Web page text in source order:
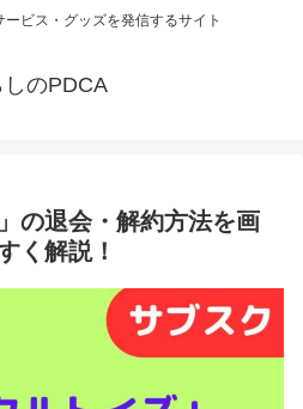
ビス・グッズを発信するサイト
しのPDCA
の退会・解約方法を画
く解説！